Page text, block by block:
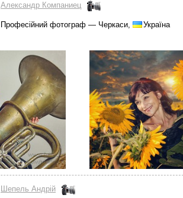
Александр Компаниец
Професійний фотограф — Черкаси, Україна
Шепель Андрій